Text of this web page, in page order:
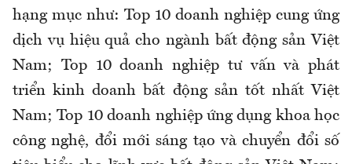
hạng mục như: Top 10 doanh nghiệp cung ứng
dịch vụ hiệu quả cho ngành bất động sản Việt
Nam; Top 10 doanh nghiệp tư vấn và phát
triển kinh doanh bất động sản tốt nhất Việt
Nam; Top 10 doanh nghiệp ứng dụng khoa học
công nghệ, đổi mới sáng tạo và chuyển đổi số